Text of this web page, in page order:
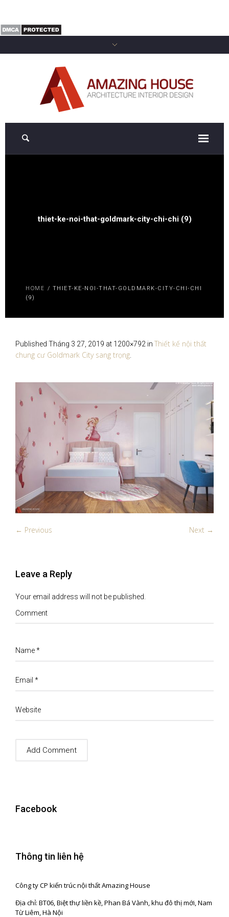
thiet-ke-noi-that-goldmark-city-chi-chi (9)
HOME / THIET-KE-NOI-THAT-GOLDMARK-CITY-CHI-CHI
(9)
Published Tháng 3 27, 2019 at 1200×792 in Thiết kế nội thất
chung cư Goldmark City sang trọng.
← Previous Next →
Leave a Reply
Your email address will not be published.
Comment
Name*
Email *
Website
Facebook
Thông tin liên hệ
Công ty CP kiến trúc nội thất Amazing House
Địa chỉ: BT06, Biệt thự liền kề, Phan Bá Vành, khu đô thị mới, Nam
Từ Liêm, Hà Nội